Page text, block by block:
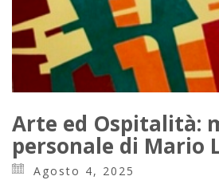
Arte ed Ospitalità:
personale di Mario
Agosto 4, 2025